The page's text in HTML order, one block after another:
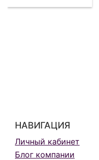
НАВИГАЦИЯ
Личный кабинет
Блог компании